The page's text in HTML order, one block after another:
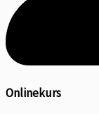
Onlinekurs